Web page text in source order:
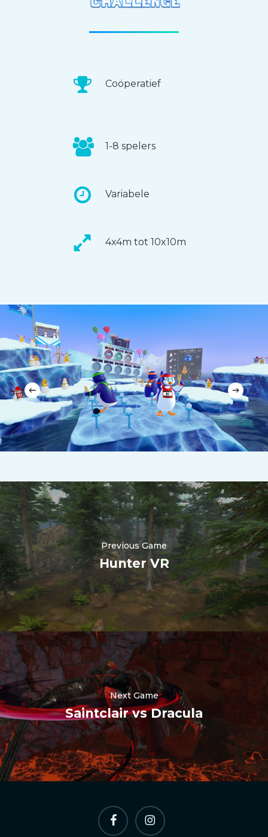
Coöperatief
1-8 spelers
Variabele
4x4m tot 10x10m
Previous Game
Hunter VR
Next Game
Saintclair vs Dracula
FacebookInstagram
Italiano
Português
العربية
Русский
हिन्दी
Polski
한국어